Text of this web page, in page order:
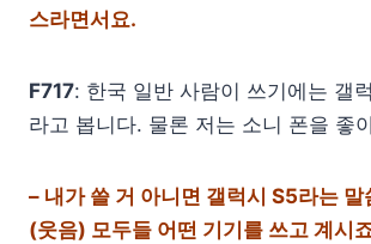
스라면서요.
F717: 한국 일반 사람이 쓰기에는 갤
라고 봅니다. 물론 저는 소니 폰을 좋
– 내가 쓸 거 아니면 갤럭시 S5라는
(웃음) 모두들 어떤 기기를 쓰고 계시